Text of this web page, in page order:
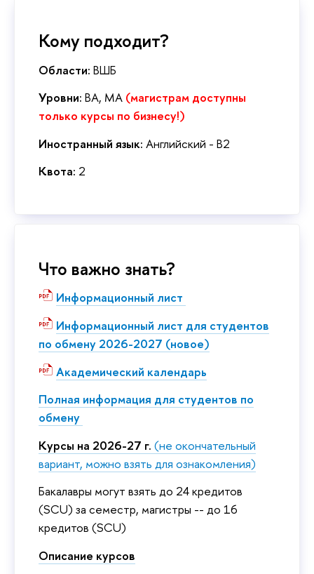
Кому подходит?
Области: ВШБ
Уровни: BA, MA (магистрам доступны
только курсы по бизнесу!)
Иностранный язык: Английский - B2
Квота: 2
Что важно знать?
Информационный лист
Информационный лист для студентов
по обмену 2026-2027 (новое)
Академический календарь
Полная информация для студентов по
обмену
Курсы на 2026-27 г. (не окончательный
вариант, можно взять для ознакомления)
Бакалавры могут взять до 24 кредитов
(SCU) за семестр, магистры -- до 16
кредитов (SCU)
Описание курсов